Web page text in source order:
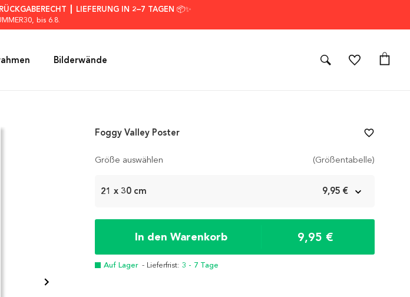
┃ LIEFERUNG IN 2–7 TAGEN 📦✨
, bis 6.8.
Bilderwände
Größe auswählen (Größentabelle)
21 x 30 cm 9,95 €
In den Warenkorb 9,95 €
Auf Lager - Lieferfrist: 3 - 7 Tage
Foggy Valley Poster favorite_border